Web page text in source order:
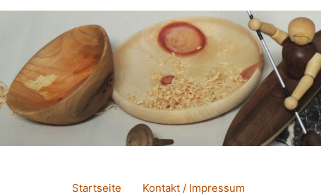
Startseite Kontakt / Impressum